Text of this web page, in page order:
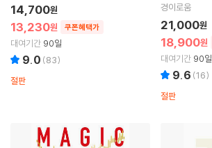
13,230원 쿠폰혜택가
14,700원
대여기간 90일
9.0 (83)
절판
경이로움
18,900원
21,000원
대여기간 90일
9.6 (16)
절판